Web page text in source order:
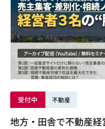
受付中 不動産
地方・田舎で不動産